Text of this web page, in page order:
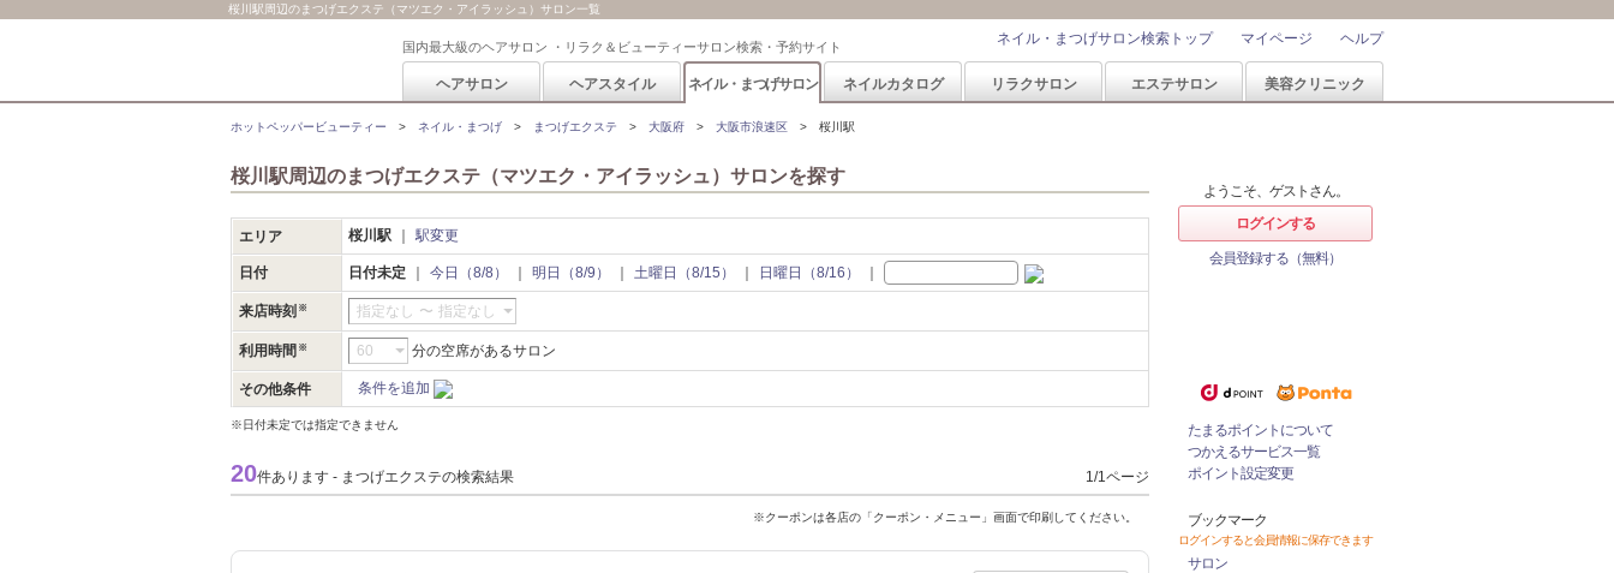
桜川駅周辺のまつげエクステ（マツエク・アイラッシュ）サロン一覧
国内最大級のヘアサロン ・リラク＆ビューティーサロン検索・予約サイト ヘルプ
マイページ
ネイル・まつげサロン検索トップ
ヘアサロン ヘアスタイル ネイル・まつげサロン ネイルカタログ リラクサロン エステサロン 美容クリニック
ホットペッパービューティー ネイル・まつげ まつげエクステ 大阪府 大阪市浪速区 桜川駅
桜川駅周辺のまつげエクステ（マツエク・アイラッシュ）サロンを探す
エリア 桜川駅 駅変更
日付 日付未定 今日（8/8） 明日（8/9） 土曜日（8/15） 日曜日（8/16）
来店時刻 指定なし 〜 指定なし
利用時間 分の空席があるサロン
その他条件 条件を追加
※日付未定では指定できません
20件あります - まつげエクステの検索結果 1/1ページ
※クーポンは各店の「クーポン・メニュー」画面で印刷してください。
ようこそ、ゲストさん。
ログインする
会員登録する（無料）
たまるポイントについて
つかえるサービス一覧
ポイント設定変更
ブックマーク
ログインすると会員情報に保存できます
サロン